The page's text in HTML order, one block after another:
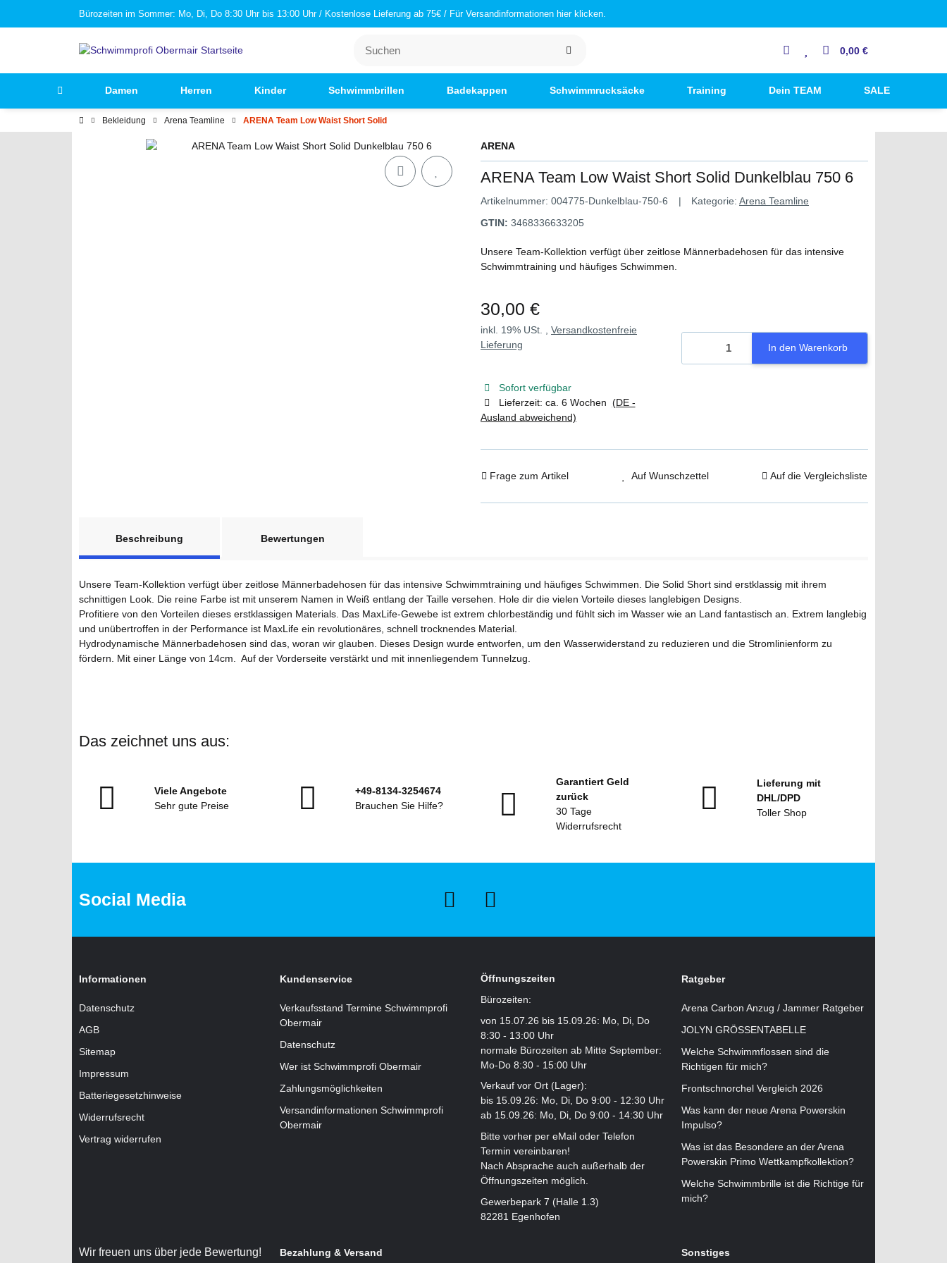
Bürozeiten im Sommer: Mo, Di, Do 8:30 Uhr bis 13:00 Uhr / Kostenlose Lieferung ab 75€ / Für Versandinformationen hier klicken.
0,00 €
Damen Herren Kinder Schwimmbrillen Badekappen Schwimmrucksäcke Training Dein TEAM SALE
Bekleidung Arena Teamline ARENA Team Low Waist Short Solid
ARENA
ARENA Team Low Waist Short Solid Dunkelblau 750 6
Artikelnummer: 004775-Dunkelblau-750-6 Kategorie: Arena Teamline
GTIN: 3468336633205
Unsere Team-Kollektion verfügt über zeitlose Männerbadehosen für das intensive
Schwimmtraining und häufiges Schwimmen.
30,00 €
inkl. 19% USt. , Versandkostenfreie
Lieferung
Sofort verfügbar
Lieferzeit: ca. 6 Wochen (DE -
Ausland abweichend)
In den Warenkorb
Frage zum Artikel Auf Wunschzettel Auf die Vergleichsliste
Beschreibung
Bewertungen
Unsere Team-Kollektion verfügt über zeitlose Männerbadehosen für das intensive Schwimmtraining und häufiges Schwimmen. Die Solid Short sind erstklassig mit ihrem
schnittigen Look. Die reine Farbe ist mit unserem Namen in Weiß entlang der Taille versehen. Hole dir die vielen Vorteile dieses langlebigen Designs.
Profitiere von den Vorteilen dieses erstklassigen Materials. Das MaxLife-Gewebe ist extrem chlorbeständig und fühlt sich im Wasser wie an Land fantastisch an. Extrem langlebig
und unübertroffen in der Performance ist MaxLife ein revolutionäres, schnell trocknendes Material.
Hydrodynamische Männerbadehosen sind das, woran wir glauben. Dieses Design wurde entworfen, um den Wasserwiderstand zu reduzieren und die Stromlinienform zu
fördern. Mit einer Länge von 14cm. Auf der Vorderseite verstärkt und mit innenliegendem Tunnelzug.
Das zeichnet uns aus:
Viele Angebote
Sehr gute Preise
+49-8134-3254674
Brauchen Sie Hilfe?
Garantiert Geld
zurück
30 Tage
Widerrufsrecht
Lieferung mit
DHL/DPD
Toller Shop
Social Media
Informationen
Datenschutz
AGB
Sitemap
Impressum
Batteriegesetzhinweise
Widerrufsrecht
Vertrag widerrufen
Kundenservice
Verkaufsstand Termine Schwimmprofi
Obermair
Datenschutz
Wer ist Schwimmprofi Obermair
Zahlungsmöglichkeiten
Versandinformationen Schwimmprofi
Obermair
Öffnungszeiten
Bürozeiten:
von 15.07.26 bis 15.09.26: Mo, Di, Do
8:30 - 13:00 Uhr
normale Bürozeiten ab Mitte September:
Mo-Do 8:30 - 15:00 Uhr
Verkauf vor Ort (Lager):
bis 15.09.26: Mo, Di, Do 9:00 - 12:30 Uhr
ab 15.09.26: Mo, Di, Do 9:00 - 14:30 Uhr
Bitte vorher per eMail oder Telefon
Termin vereinbaren!
Nach Absprache auch außerhalb der
Öffnungszeiten möglich.
Gewerbepark 7 (Halle 1.3)
82281 Egenhofen
Ratgeber
Arena Carbon Anzug / Jammer Ratgeber
JOLYN GRÖSSENTABELLE
Welche Schwimmflossen sind die
Richtigen für mich?
Frontschnorchel Vergleich 2026
Was kann der neue Arena Powerskin
Impulso?
Was ist das Besondere an der Arena
Powerskin Primo Wettkampfkollektion?
Welche Schwimmbrille ist die Richtige für
mich?
Wir freuen uns über jede Bewertung! Bezahlung & Versand Sonstiges